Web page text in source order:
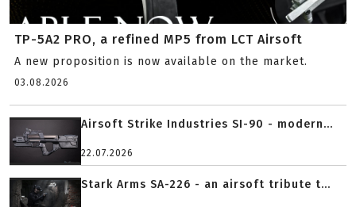
TP-5A2 PRO, a refined MP5 from LCT Airsoft
A new proposition is now available on the market.
03.08.2026
Airsoft Strike Industries SI-90 - modern...
22.07.2026
Stark Arms SA-226 - an airsoft tribute t...